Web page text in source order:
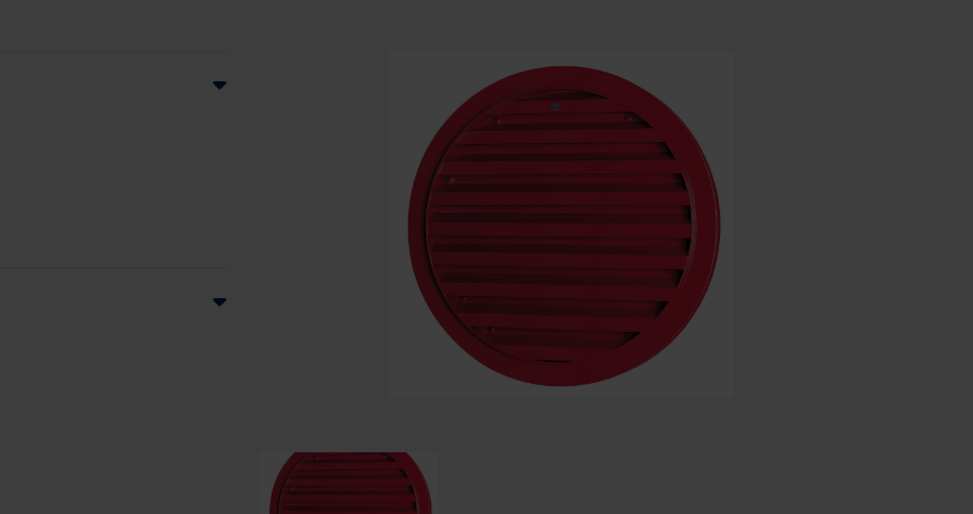
Deens - Denemarken
Noors - Noorwegen
Zweeds - Zweden
Engels - Ierland
Engels - Canada
Midden-Oosten
Russisch - Rusland
Chinees - China